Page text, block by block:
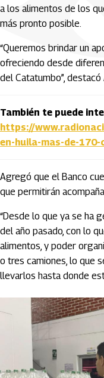
a los alimentos de los
más pronto posible.
“Queremos brindar un
ofreciendo desde
del Catatumbo”, destacó
También te puede
https://
en-huila-mas-de-
Agregó que el Banco
que permitirán
“Desde lo que ya se ha
del año pasado, con lo
alimentos, y poder
o tres camiones, lo que
llevarlos hasta donde